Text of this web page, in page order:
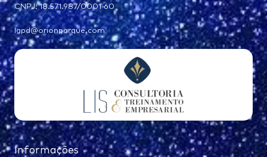
Informações
CNPJ: 18.571.987/0001-60
lgpd@orionparque.com